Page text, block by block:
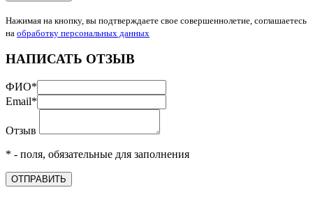
Нажимая на кнопку, вы подтверждаете свое совершеннолетие, соглашаетесь
на обработку персональных данных
НАПИСАТЬ ОТЗЫВ
ФИО*
Email*
Отзыв
* - поля, обязательные для заполнения
ОТПРАВИТЬ